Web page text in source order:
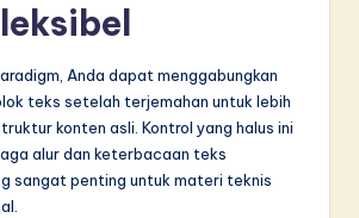
Anda dapat menggabungkan
teks setelah terjemahan untuk lebih
konten asli. Kontrol yang halus ini
alur dan keterbacaan teks
sangat penting untuk materi teknis